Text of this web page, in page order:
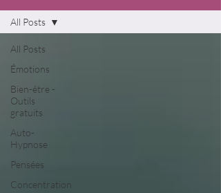
All Posts
Émotions
Bien-être -
Outils
gratuits
Auto-
Hypnose
Pensées
Concentration
All Posts